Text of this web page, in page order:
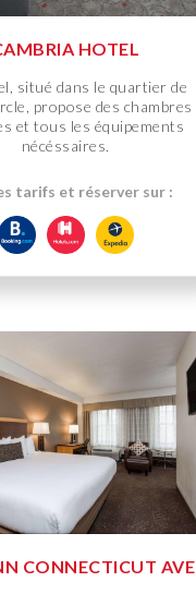
HOTEL
situé dans le quartier de
propose des chambres
et tous les équipements
nécéssaires.
tarifs et réserver sur :
CONNECTICUT AVE